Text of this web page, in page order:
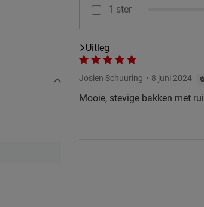
1 ster
Uitleg
Josien Schuuring 8 juni 2024
Mooie, stevige bakken met